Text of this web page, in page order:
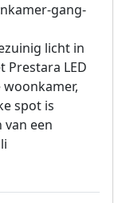
gang-
licht in
Prestara LED
spot is
van een